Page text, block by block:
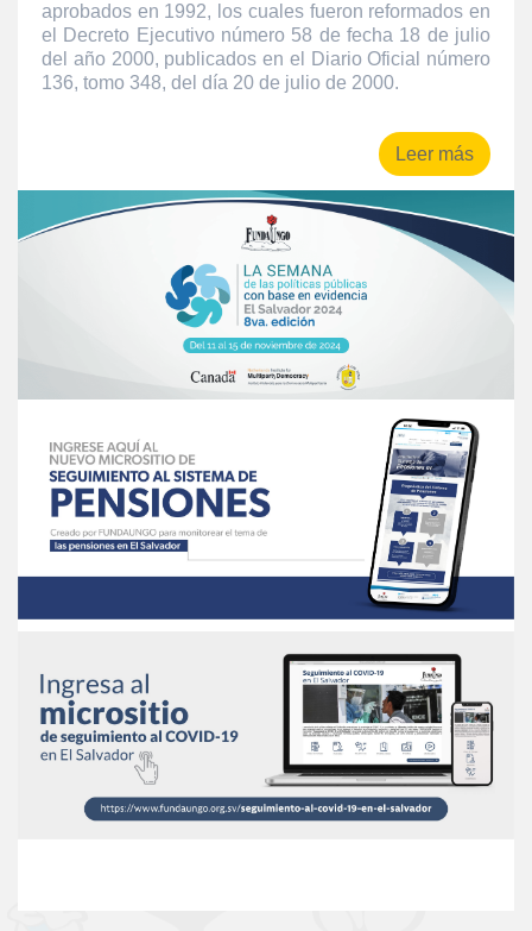
aprobados en 1992, los cuales fueron reformados en
el Decreto Ejecutivo número 58 de fecha 18 de julio
del año 2000, publicados en el Diario Oficial número
136, tomo 348, del día 20 de julio de 2000.
Leer más